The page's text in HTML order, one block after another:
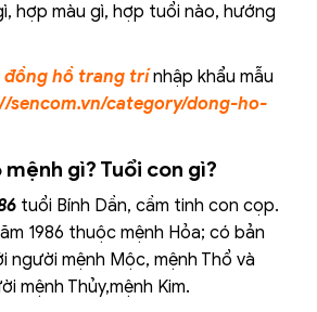
hợp màu gì, hợp tuổi nào, hướng
đồng hồ trang trínhập khẩu mẫu
sencom.vn/category/dong-ho-
mệnh gì? Tuổi con gì?
tuổi Bính Dần, cầm tinh con cọp.
1986 thuộc mệnh Hỏa; có bản
người mệnh Mộc, mệnh Thổ và
mệnh Thủy,mệnh Kim.